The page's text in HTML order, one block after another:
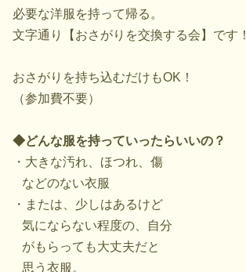
必要な洋服を持って帰る。
文字通り【おさがりを交換する会】です！
おさがりを持ち込むだけもOK！
（参加費不要）
◆どんな服を持っていったらいいの？
・大きな汚れ、ほつれ、傷
などのない衣服
・または、少しはあるけど
気にならない程度の、自分
がもらっても大丈夫だと
思う衣服。